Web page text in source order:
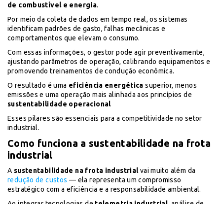
de combustível e energia.
Por meio da coleta de dados em tempo real, os sistemas
identificam padrões de gasto, falhas mecânicas e
comportamentos que elevam o consumo.
Com essas informações, o gestor pode agir preventivamente,
ajustando parâmetros de operação, calibrando equipamentos e
promovendo treinamentos de condução econômica.
O resultado é uma eficiência energética superior, menos
emissões e uma operação mais alinhada aos princípios de
sustentabilidade operacional
Esses pilares são essenciais para a competitividade no setor
industrial.
Como funciona a sustentabilidade na frota
industrial
A sustentabilidade na frota industrialvai muito além da
redução de custos — ela representa um compromisso
estratégico com a eficiência e a responsabilidade ambiental.